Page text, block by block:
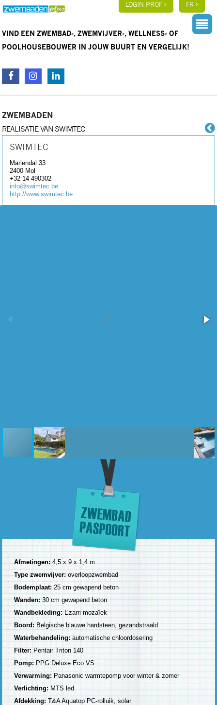
LOGIN PROF FR
VIND EEN ZWEMBAD-, ZWEMVIJVER-, WELLNESS- OF
POOLHOUSEBOUWER IN JOUW BUURT EN VERGELIJK!
ZWEMBADEN
REALISATIE VAN SWIMTEC
SWIMTEC
Mariëndal 33
2400 Mol
+32 14 490302
info@swimtec.be
http://www.swimtec.be
Afmetingen:4,5 x 9 x 1,4 m
Type zwemvijver:overloopzwembad
Bodemplaat:25 cm gewapend beton
Wanden:30 cm gewapend beton
Wandbekleding:Ezarri mozaïek
Boord:Belgische blauwe hardsteen, gezandstraald
Waterbehandeling:automatische chloordosering
Filter: Pentair Triton 140
Pomp: PPG Deluxe Eco VS
Verwarming: Panasonic warmtepomp voor winter & zomer
Verlichting:MTS led
Afdekking:T&A Aquatop PC-rolluik, solar